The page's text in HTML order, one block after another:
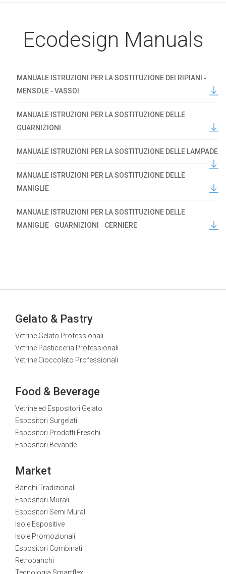
Ecodesign Manuals
MANUALE ISTRUZIONI PER LA SOSTITUZIONE DEI RIPIANI ‐
MENSOLE ‐ VASSOI
MANUALE ISTRUZIONI PER LA SOSTITUZIONE DELLE
GUARNIZIONI
MANUALE ISTRUZIONI PER LA SOSTITUZIONE DELLE LAMPADE
MANUALE ISTRUZIONI PER LA SOSTITUZIONE DELLE
MANIGLIE
MANUALE ISTRUZIONI PER LA SOSTITUZIONE DELLE
MANIGLIE ‐ GUARNIZIONI ‐ CERNIERE
Gelato & Pastry
Vetrine Gelato Professionali
Vetrine Pasticceria Professionali
Vetrine Cioccolato Professionali
Food & Beverage
Vetrine ed Espositori Gelato
Espositori Surgelati
Espositori Prodotti Freschi
Espositori Bevande
Market
Banchi Tradizionali
Espositori Murali
Espositori Semi Murali
Isole Espositive
Isole Promozionali
Espositori Combinati
Retrobanchi